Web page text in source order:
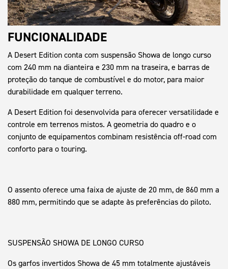
FUNCIONALIDADE
A Desert Edition conta com suspensão Showa de longo curso
com 240 mm na dianteira e 230 mm na traseira, e barras de
proteção do tanque de combustível e do motor, para maior
durabilidade em qualquer terreno.
A Desert Edition foi desenvolvida para oferecer versatilidade e
controle em terrenos mistos. A geometria do quadro e o
conjunto de equipamentos combinam resistência off-road com
conforto para o touring.
O assento oferece uma faixa de ajuste de 20 mm, de 860 mm a
880 mm, permitindo que se adapte às preferências do piloto.
SUSPENSÃO SHOWA DE LONGO CURSO
Os garfos invertidos Showa de 45 mm totalmente ajustáveis